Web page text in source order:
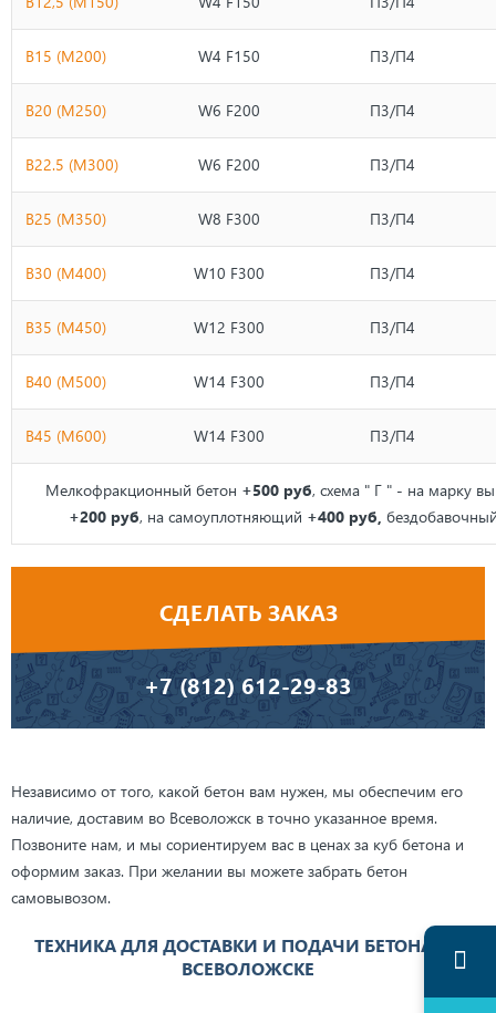
B15 (М200) W4 F150 П3/П4
B20 (М250) W6 F200 П3/П4
B22.5 (М300) W6 F200 П3/П4
B25 (М350) W8 F300 П3/П4
B30 (М400) W10 F300 П3/П4
В35 (М450) W12 F300 П3/П4
B40 (М500) W14 F300 П3/П4
B45 (М600) W14 F300 П3/П4
Мелкофракционный бетон +500 руб, схема " Г " - на марку
+200 руб, на самоуплотняющий +400 руб,
СДЕЛАТЬ ЗАКАЗ
+7 (812) 612-29-83
Независимо от того, какой бетон вам нужен, мы обеспечим его
наличие, доставим во Всеволожск в точно указанное время.
Позвоните нам, и мы сориентируем вас в ценах за куб бетона и
оформим заказ. При желании вы можете забрать бетон
самовывозом.
ТЕХНИКА ДЛЯ ДОСТАВКИ И ПОДАЧИ БЕТОНА ВО
ВСЕВОЛОЖСКЕ